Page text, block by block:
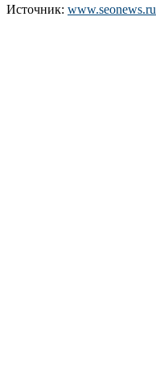
Источник: www.seonews.ru